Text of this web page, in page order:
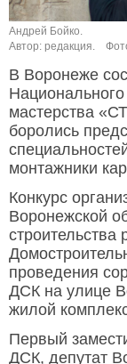
Андрей Бойко.
Автор: редакция.
В Воронеже
мастерства
боролись
монтажники
Конкурс
Воронежской
строительства
проведения
ДСК на улице
жилой
Первый
ДСК, депутат